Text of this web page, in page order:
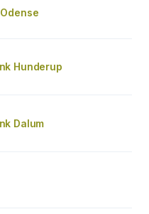
Hunderup
Dalum